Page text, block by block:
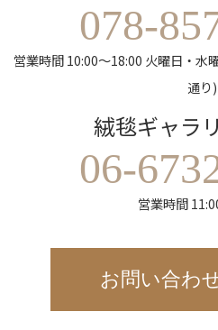
078-
営業時間 10:00～18:00 火曜日・水
通り)
絨毯ギャラ
06-
営業時間
お問い合わ